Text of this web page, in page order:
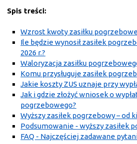
Spis treści:
Wzrost kwoty zasiłku
Ile będzie wynosił zasiłek
2026 r.?
Waloryzacja zasiłku
Komu przysługuje zasiłek
Jakie koszty ZUS uznaje przy
Jak i gdzie złożyć wniosek o
pogrzebowego?
Wyższy zasiłek pogrzebowy – od
Podsumowanie - wyższy zasiłek
FAQ - Najczęściej zadawane